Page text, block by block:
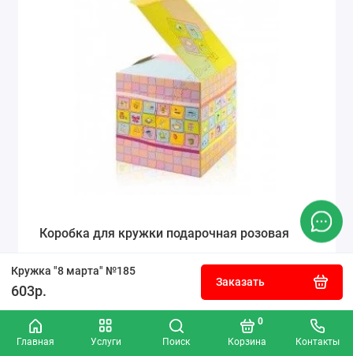
Главная Услуги Поиск Корзина
0
Контакты
Кружка "8 марта" №185
603р.
Заказать
Коробка для кружки подарочная розовая
50р.
Заказать